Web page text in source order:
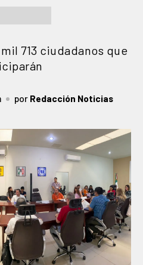
713 ciudadanos que
por Redacción Noticias